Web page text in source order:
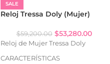
SALE
Reloj Tressa Doly (Mujer)
$59,200.00 $53,280.00
Reloj de Mujer Tressa Doly
CARACTERÍSTICAS